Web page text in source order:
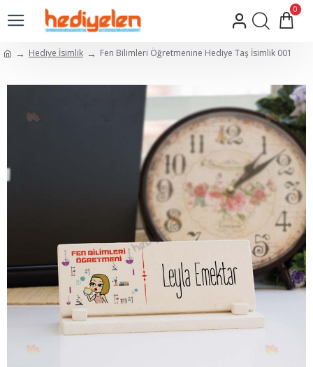
0
Hediye İsimlik Fen Bilimleri Öğretmenine Hediye Taş İsimlik 001